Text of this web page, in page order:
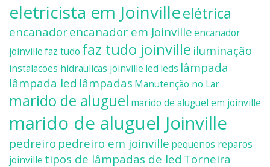
eletricista em Joinvilleelétrica
encanadorencanador em Joinvilleencanador
joinvillefaz tudo faz tudo joinville iluminação
instalacoes hidraulicas joinville led leds lâmpada
lâmpada led lâmpadas Manutenção no Lar
marido de aluguel marido de aluguel em joinville
marido de aluguel Joinville
pedreiro pedreiro em joinville pequenos reparos
joinville tipos de lâmpadas de led Torneira